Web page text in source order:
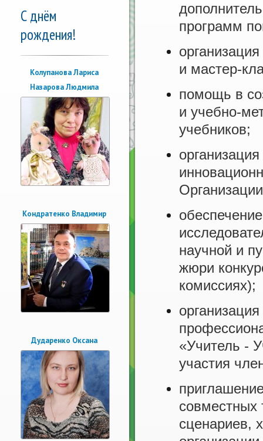
С днём
рождения!
Колупанова Лариса
Назарова Людмила
Кондратенко Владимир
Дударенко Оксана
программ
и мастер-
помощь в
и учебно-
учебников;
научной и
жюри
комиссиях);
«Учитель -
участия
совместных
сценариев,